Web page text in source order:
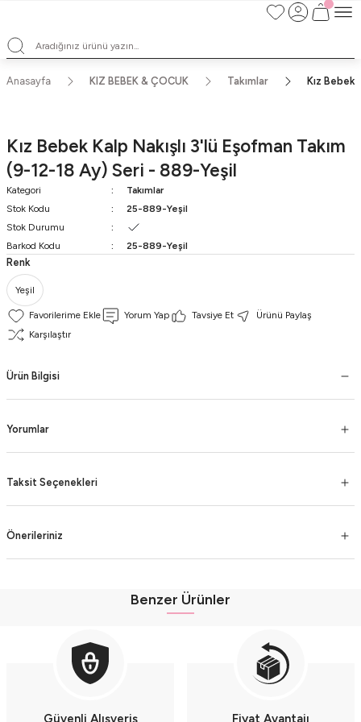
Satışlarımız Toptandır !. Minumum 20 Seridir !. Toptan Fiyatları Görebilmek
Satışlarımız Toptandır !. Minumum 20 Seridir !. Toptan Fiyatları Görebilmek
İçin Üye Olunuz !.
İçin Üye Olunuz !.
Anasayfa KIZ BEBEK & ÇOCUK Takımlar Kız Bebek
Kız Bebek Kalp Nakışlı 3'lü Eşofman Takım
(9-12-18 Ay) Seri - 889-Yeşil
Kategori
Takımlar
Stok Kodu
25-889-Yeşil
Stok Durumu
Barkod Kodu
25-889-Yeşil
Renk
Yeşil
Yorum Yap Tavsiye Et
Ürünü Paylaş
Karşılaştır
Ürün Bilgisi
Yorumlar
Taksit Seçenekleri
Önerileriniz
Benzer Ürünler
Fırfır Detaylı Müslin Şortlu Kız Takımı - %100 Pamuk Nefes Alabilir - (9-12-
Güvenli Alışveriş Fiyat Avantajı